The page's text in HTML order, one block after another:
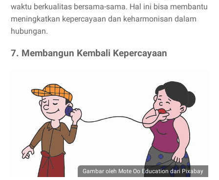
waktu berkualitas bersama-sama. Hal ini bisa membantu
meningkatkan kepercayaan dan keharmonisan dalam
hubungan.
7. Membangun Kembali Kepercayaan
Gambar oleh Mote Oo Education dari Pixabay